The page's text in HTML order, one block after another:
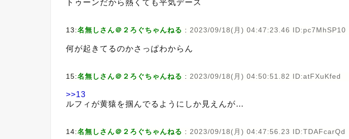
トゥーンだから熱くても平気デース
13:名無しさん＠２ろぐちゃんねる : 2023/09/18(月) 04:47:23.46 ID:pc7MhSP10
何が起きてるのかさっぱわからん
15:名無しさん＠２ろぐちゃんねる : 2023/09/18(月) 04:50:51.82 ID:atFXuKfed
>>13
ルフィが黄猿を掴んでるようにしか見えんが…
14:名無しさん＠２ろぐちゃんねる : 2023/09/18(月) 04:47:56.23 ID:TDAFcarQd